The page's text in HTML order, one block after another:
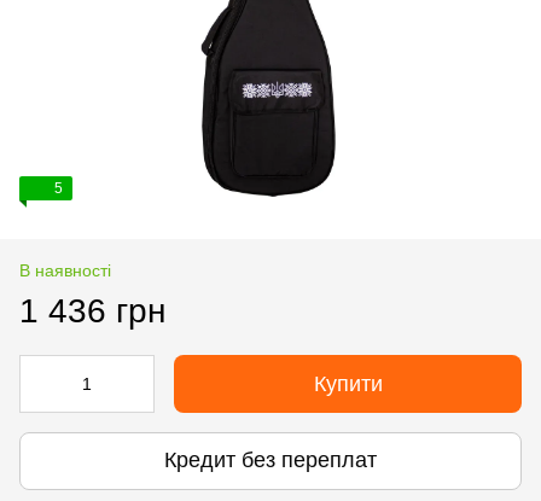
5
В наявності
1 436 грн
Купити
Кредит без переплат